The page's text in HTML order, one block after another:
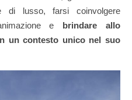
di lusso, farsi coinvolgere
e brindare allo
un contesto unico nel suo